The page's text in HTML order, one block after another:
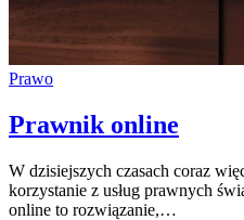
Prawo
Prawnik online
W dzisiejszych czasach coraz
korzystanie z usług prawnych
online to rozwiązanie,…